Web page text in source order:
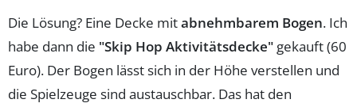
Die Lösung? Eine Decke mitabnehmbarem Bogen. Ich
habe dann die "Skip Hop Aktivitätsdecke" gekauft (60
Euro). Der Bogen lässt sich in der Höhe verstellen und
die Spielzeuge sind austauschbar. Das hat den